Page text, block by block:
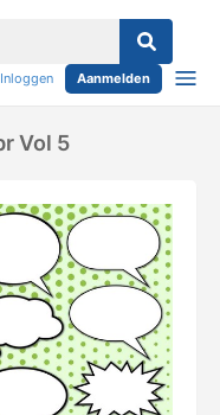
Inloggen Aanmelden
Vol 5